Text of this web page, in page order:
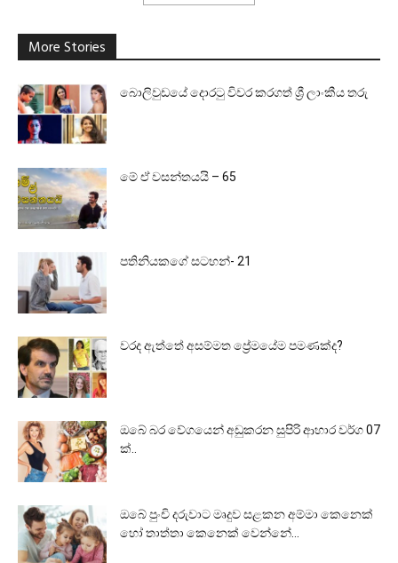
More Stories
බොලිවුඩයේ දොරටු විවර කරගත් ශ්‍රී ලාංකීය තරු
මේ ඒ වසන්තයයි – 65
පතිනියකගේ සටහන්- 21
වරද ඇත්තේ අසම්මත ප්‍රේමයේම පමණක්ද?
ඔබේ බර වේගයෙන් අඩුකරන සුපිරි ආහාර වර්ග 07
ක්..
ඔබේ පුංචි දරුවාට මෘදුව සළකන අම්මා කෙනෙක්
හෝ තාත්තා කෙනෙක් වෙන්නේ...